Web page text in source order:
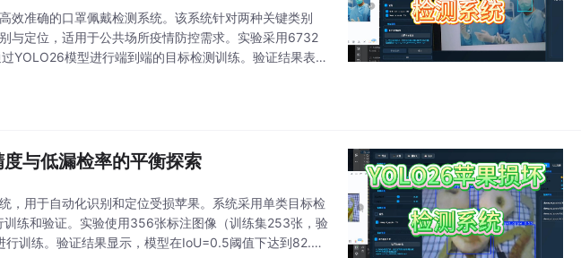
效准确的口罩佩戴检测系统。该系统针对两种关键类别
定位，适用于公共场所疫情防控需求。实验采用6732
YOLO26模型进行端到端的目标检测训练。验证结果表
与低漏检率的平衡探索
，用于自动化识别和定位受损苹果。系统采用单类目标检
练和验证。实验使用356张标注图像（训练集253张，验
训练。验证结果显示，模型在IoU=0.5阈值下达到82.9%